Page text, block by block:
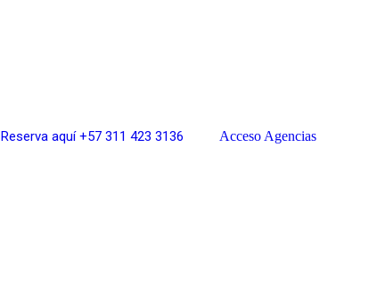
Reserva aquí +57 311 423 3136 Acceso Agencias